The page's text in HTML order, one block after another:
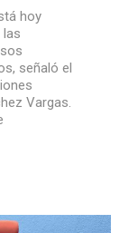
hoy
señaló el
Vargas.